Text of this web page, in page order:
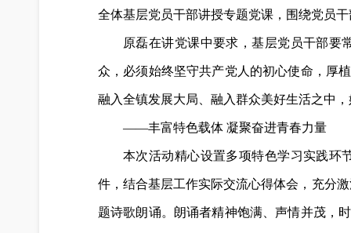
全体基层党员干部讲授专题党课，围绕党员
原磊在讲党课中要求，基层党员干部要
众，必须始终坚守共产党人的初心使命，厚
融入全镇发展大局、融入群众美好生活之中
——丰富特色载体 凝聚奋进青春力量
本次活动精心设置多项特色学习实践环
件，结合基层工作实际交流心得体会，充分
题诗歌朗诵。朗诵者精神饱满、声情并茂，